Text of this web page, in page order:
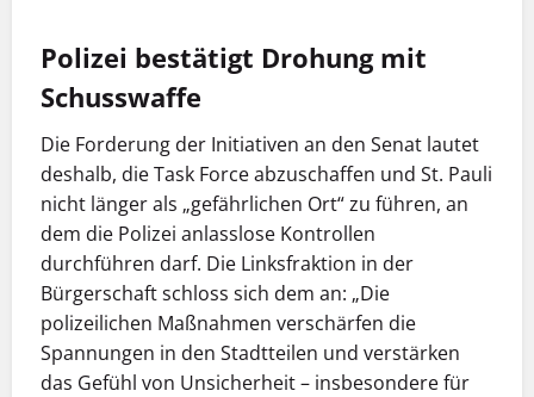
Polizei bestätigt Drohung mit
Schusswaffe
Die Forderung der Initiativen an den Senat lautet
deshalb, die Task Force abzuschaffen und St. Pauli
nicht länger als „gefährlichen Ort“ zu führen, an
dem die Polizei anlasslose Kontrollen
durchführen darf. Die Linksfraktion in der
Bürgerschaft schloss sich dem an: „Die
polizeilichen Maßnahmen verschärfen die
Spannungen in den Stadtteilen und verstärken
das Gefühl von Unsicherheit – insbesondere für